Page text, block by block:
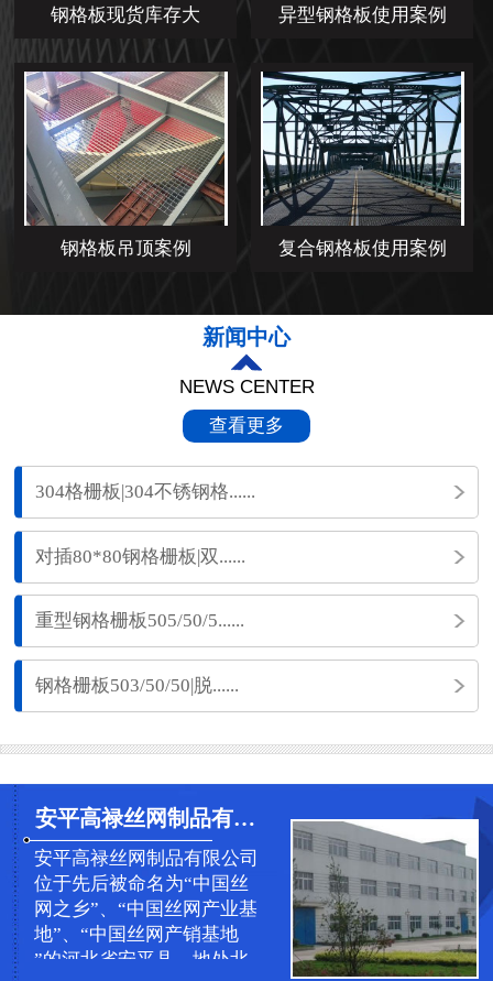
钢格板现货库存大 异型钢格板使用案例
钢格板吊顶案例 复合钢格板使用案例
新闻中心
NEWS CENTER
查看更多
304格栅板|304不锈钢格......
对插80*80钢格栅板|双......
重型钢格栅板505/50/5......
钢格栅板503/50/50|脱......
安平高禄丝网制品有限公司
安平高禄丝网制品有限公司
位于先后被命名为“中国丝
网之乡”、“中国丝网产业基
地”、“中国丝网产销基地
”的河北省安平县，地处北